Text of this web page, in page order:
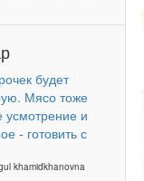
будет
Мясо тоже
усмотрение и
- готовить с
khamidkhanovna